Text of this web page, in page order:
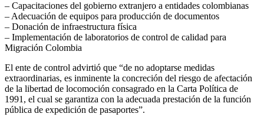
– Capacitaciones del gobierno extranjero a entidades colombianas
– Adecuación de equipos para producción de documentos
– Donación de infraestructura física
– Implementación de laboratorios de control de calidad para
Migración Colombia
El ente de control advirtió que “de no adoptarse medidas
extraordinarias, es inminente la concreción del riesgo de afectación
de la libertad de locomoción consagrado en la Carta Política de
1991, el cual se garantiza con la adecuada prestación de la función
pública de expedición de pasaportes”.